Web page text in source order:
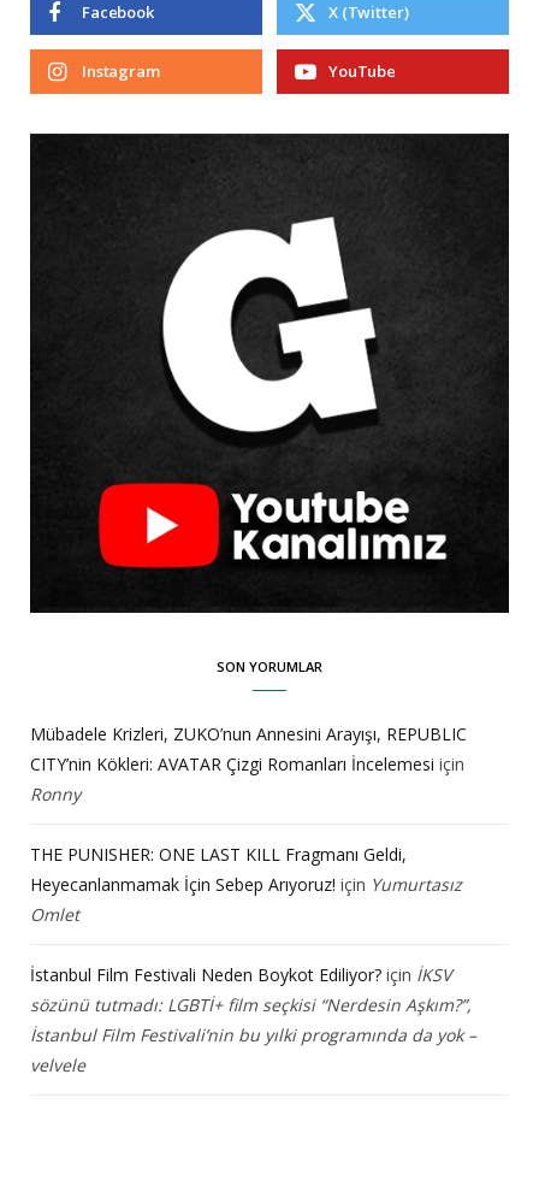
Facebook X (Twitter)
Instagram YouTube
SON YORUMLAR
Mübadele Krizleri, ZUKO’nun Annesini Arayışı, REPUBLIC
CITY’nin Kökleri: AVATAR Çizgi Romanları İncelemesi için
Ronny
THE PUNISHER: ONE LAST KILL Fragmanı Geldi,
Heyecanlanmamak İçin Sebep Arıyoruz! için Yumurtasız
Omlet
İstanbul Film Festivali Neden Boykot Ediliyor? için İKSV
sözünü tutmadı: LGBTİ+ film seçkisi “Nerdesin Aşkım?”,
İstanbul Film Festivali’nin bu yılki programında da yok –
velvele